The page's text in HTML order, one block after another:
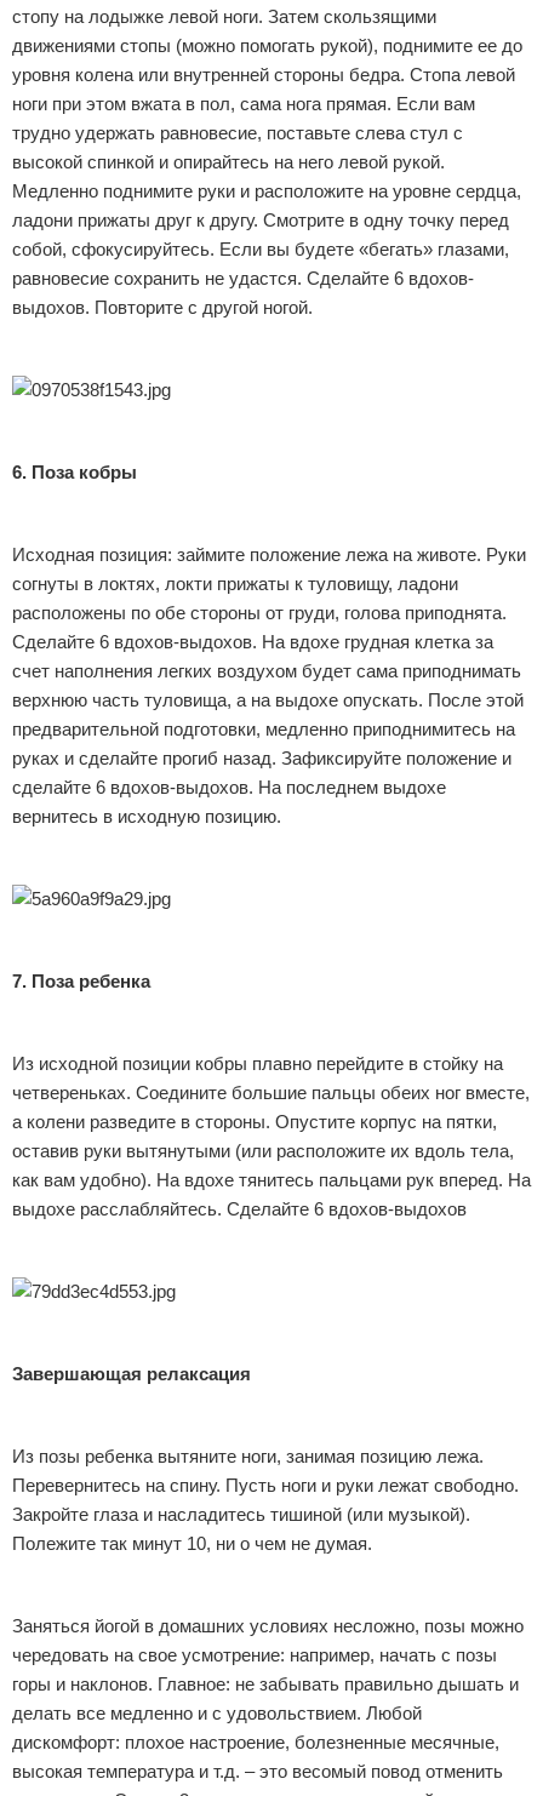
стопу на лодыжке левой ноги. Затем скользящими
движениями стопы (можно помогать рукой), поднимите ее до
уровня колена или внутренней стороны бедра. Стопа левой
ноги при этом вжата в пол, сама нога прямая. Если вам
трудно удержать равновесие, поставьте слева стул с
высокой спинкой и опирайтесь на него левой рукой.
Медленно поднимите руки и расположите на уровне сердца,
ладони прижаты друг к другу. Смотрите в одну точку перед
собой, сфокусируйтесь. Если вы будете «бегать» глазами,
равновесие сохранить не удастся. Сделайте 6 вдохов-
выдохов. Повторите с другой ногой.
6. Поза кобры
Исходная позиция: займите положение лежа на животе. Руки
согнуты в локтях, локти прижаты к туловищу, ладони
расположены по обе стороны от груди, голова приподнята.
Сделайте 6 вдохов-выдохов. На вдохе грудная клетка за
счет наполнения легких воздухом будет сама приподнимать
верхнюю часть туловища, а на выдохе опускать. После этой
предварительной подготовки, медленно приподнимитесь на
руках и сделайте прогиб назад. Зафиксируйте положение и
сделайте 6 вдохов-выдохов. На последнем выдохе
вернитесь в исходную позицию.
7. Поза ребенка
Из исходной позиции кобры плавно перейдите в стойку на
четвереньках. Соедините большие пальцы обеих ног вместе,
а колени разведите в стороны. Опустите корпус на пятки,
оставив руки вытянутыми (или расположите их вдоль тела,
как вам удобно). На вдохе тянитесь пальцами рук вперед. На
выдохе расслабляйтесь. Сделайте 6 вдохов-выдохов
Завершающая релаксация
Из позы ребенка вытяните ноги, занимая позицию лежа.
Перевернитесь на спину. Пусть ноги и руки лежат свободно.
Закройте глаза и насладитесь тишиной (или музыкой).
Полежите так минут 10, ни о чем не думая.
Заняться йогой в домашних условиях несложно, позы можно
чередовать на свое усмотрение: например, начать с позы
горы и наклонов. Главное: не забывать правильно дышать и
делать все медленно и с удовольствием. Любой
дискомфорт: плохое настроение, болезненные месячные,
высокая температура и т.д. – это весомый повод отменить